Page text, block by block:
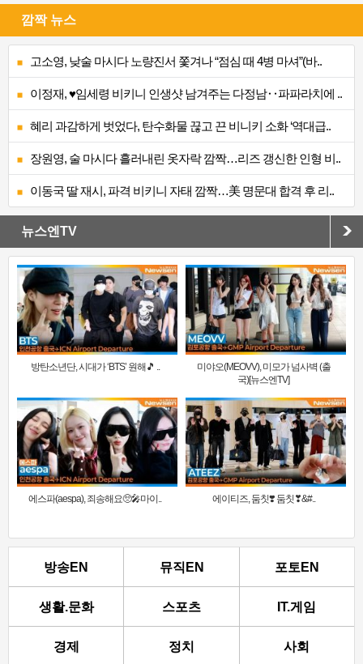
깜짝 뉴스
고소영, 낮술 마시다 노량진서 쫓겨나 “점심 때 4병 마셔”(바..
이정재, ♥임세령 비키니 인생샷 남겨주는 다정남‥파파라치에 ..
혜리 과감하게 벗었다, 탄수화물 끊고 끈 비니키 소화 ‘역대급..
장원영, 술 마시다 흘러내린 옷자락 깜짝…리즈 갱신한 인형 비..
이동국 딸 재시, 파격 비키니 자태 깜짝…美 명문대 합격 후 리..
뉴스엔TV
방탄소년단, 시대가 ‘BTS’ 원해🎵 ..
미야오(MEOVV), 미모가 넘사벽 (출
국)[뉴스엔TV]
에스파(aespa), 죄송해요🥺🎤마이.. 에이티즈, 둠칫❣️ 둠칫❣&#..
방송EN 뮤직EN 포토EN
생활.문화 스포츠 IT.게임
경제 정치 사회